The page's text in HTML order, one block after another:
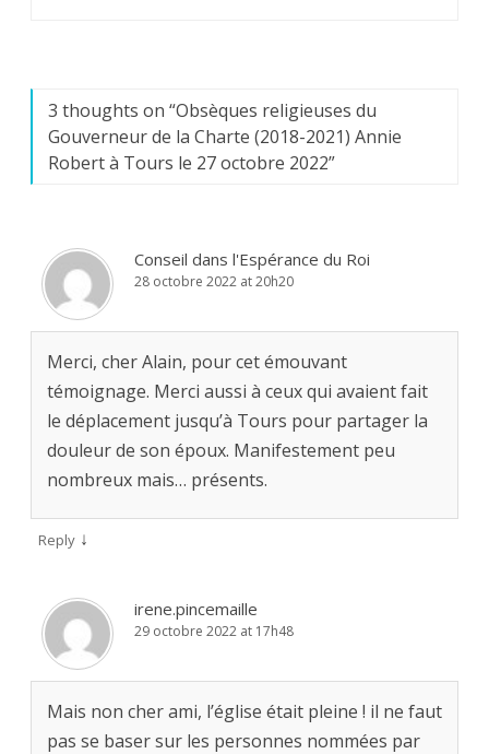
3 thoughts on “Obsèques religieuses du
Gouverneur de la Charte (2018-2021) Annie
Robert à Tours le 27 octobre 2022”
Conseil dans l'Espérance du Roi
28 octobre 2022 at 20h20
Merci, cher Alain, pour cet émouvant
témoignage. Merci aussi à ceux qui avaient fait
le déplacement jusqu’à Tours pour partager la
douleur de son époux. Manifestement peu
nombreux mais… présents.
Reply ↓
irene.pincemaille
29 octobre 2022 at 17h48
Mais non cher ami, l’église était pleine ! il ne faut
pas se baser sur les personnes nommées par